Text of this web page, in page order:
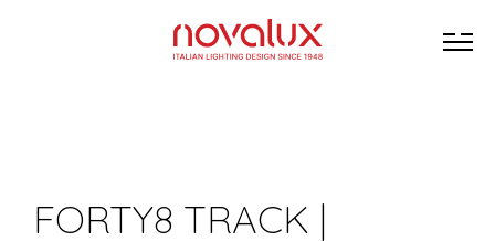
FORTY8 TRACK |